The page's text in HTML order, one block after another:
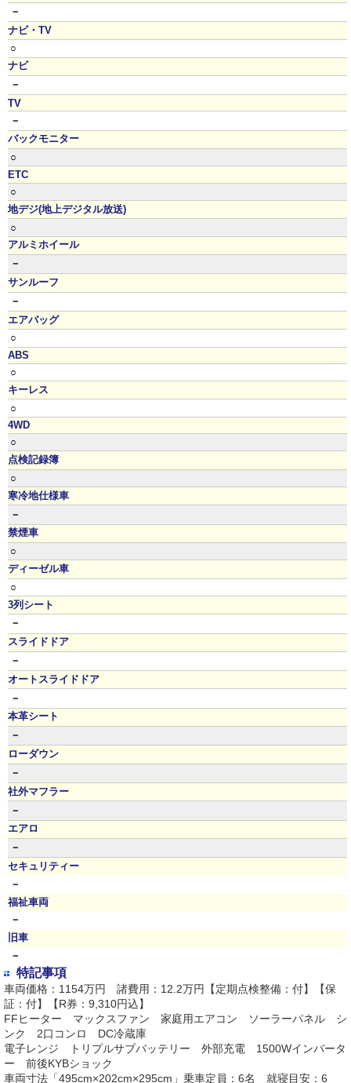
－
ナビ・TV
○
ナビ
－
TV
－
バックモニター
○
ETC
○
地デジ(地上デジタル放送)
○
アルミホイール
－
サンルーフ
－
エアバッグ
○
ABS
○
キーレス
○
4WD
○
点検記録簿
○
寒冷地仕様車
－
禁煙車
○
ディーゼル車
○
3列シート
－
スライドドア
－
オートスライドドア
－
本革シート
－
ローダウン
－
社外マフラー
－
エアロ
－
セキュリティー
－
福祉車両
－
旧車
－
特記事項
車両価格：1154万円 諸費用：12.2万円【定期点検整備：付】【保
証：付】【R券：9,310円込】
FFヒーター マックスファン 家庭用エアコン ソーラーパネル シ
ンク 2口コンロ DC冷蔵庫
電子レンジ トリプルサブバッテリー 外部充電 1500Wインバータ
ー 前後KYBショック
車両寸法「495cm×202cm×295cm」乗車定員：6名 就寝目安：6